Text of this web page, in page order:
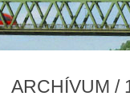
ARCHÍVUM /